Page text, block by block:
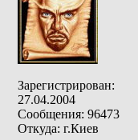
Зарегистрирован:
27.04.2004
Сообщения: 96473
Откуда: г.Киев